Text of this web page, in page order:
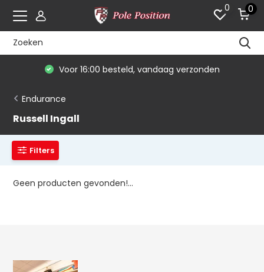
0 0
Voor 16:00 besteld, vandaag verzonden
Endurance
Russell Ingall
Filters
Geen producten gevonden!...